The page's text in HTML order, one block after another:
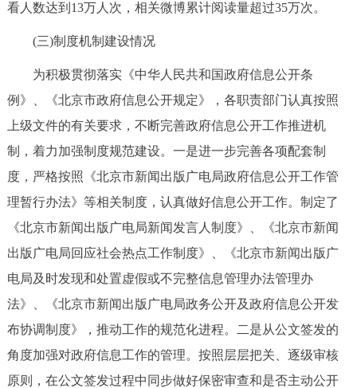
看人数达到13万人次，相关微博累计阅读量超过35万次。
(三)制度机制建设情况
为积极贯彻落实《中华人民共和国政府信息公开条
例》、《北京市政府信息公开规定》，各职责部门认真按照
上级文件的有关要求，不断完善政府信息公开工作推进机
制，着力加强制度规范建设。一是进一步完善各项配套制
度，严格按照《北京市新闻出版广电局政府信息公开工作管
理暂行办法》等相关制度，认真做好信息公开工作。制定了
《北京市新闻出版广电局新闻发言人制度》、《北京市新闻
出版广电局回应社会热点工作制度》、《北京市新闻出版广
电局及时发现和处置虚假或不完整信息管理办法管理办
法》、《北京市新闻出版广电局政务公开及政府信息公开发
布协调制度》，推动工作的规范化进程。二是从公文签发的
角度加强对政府信息工作的管理。按照层层把关、逐级审核
原则，在公文签发过程中同步做好保密审查和是否主动公开